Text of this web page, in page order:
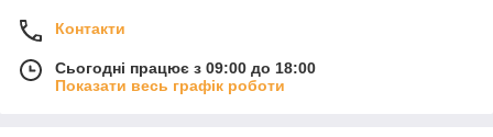
Контакти
Сьогодні працює з 09:00 до 18:00
Показати весь графік роботи